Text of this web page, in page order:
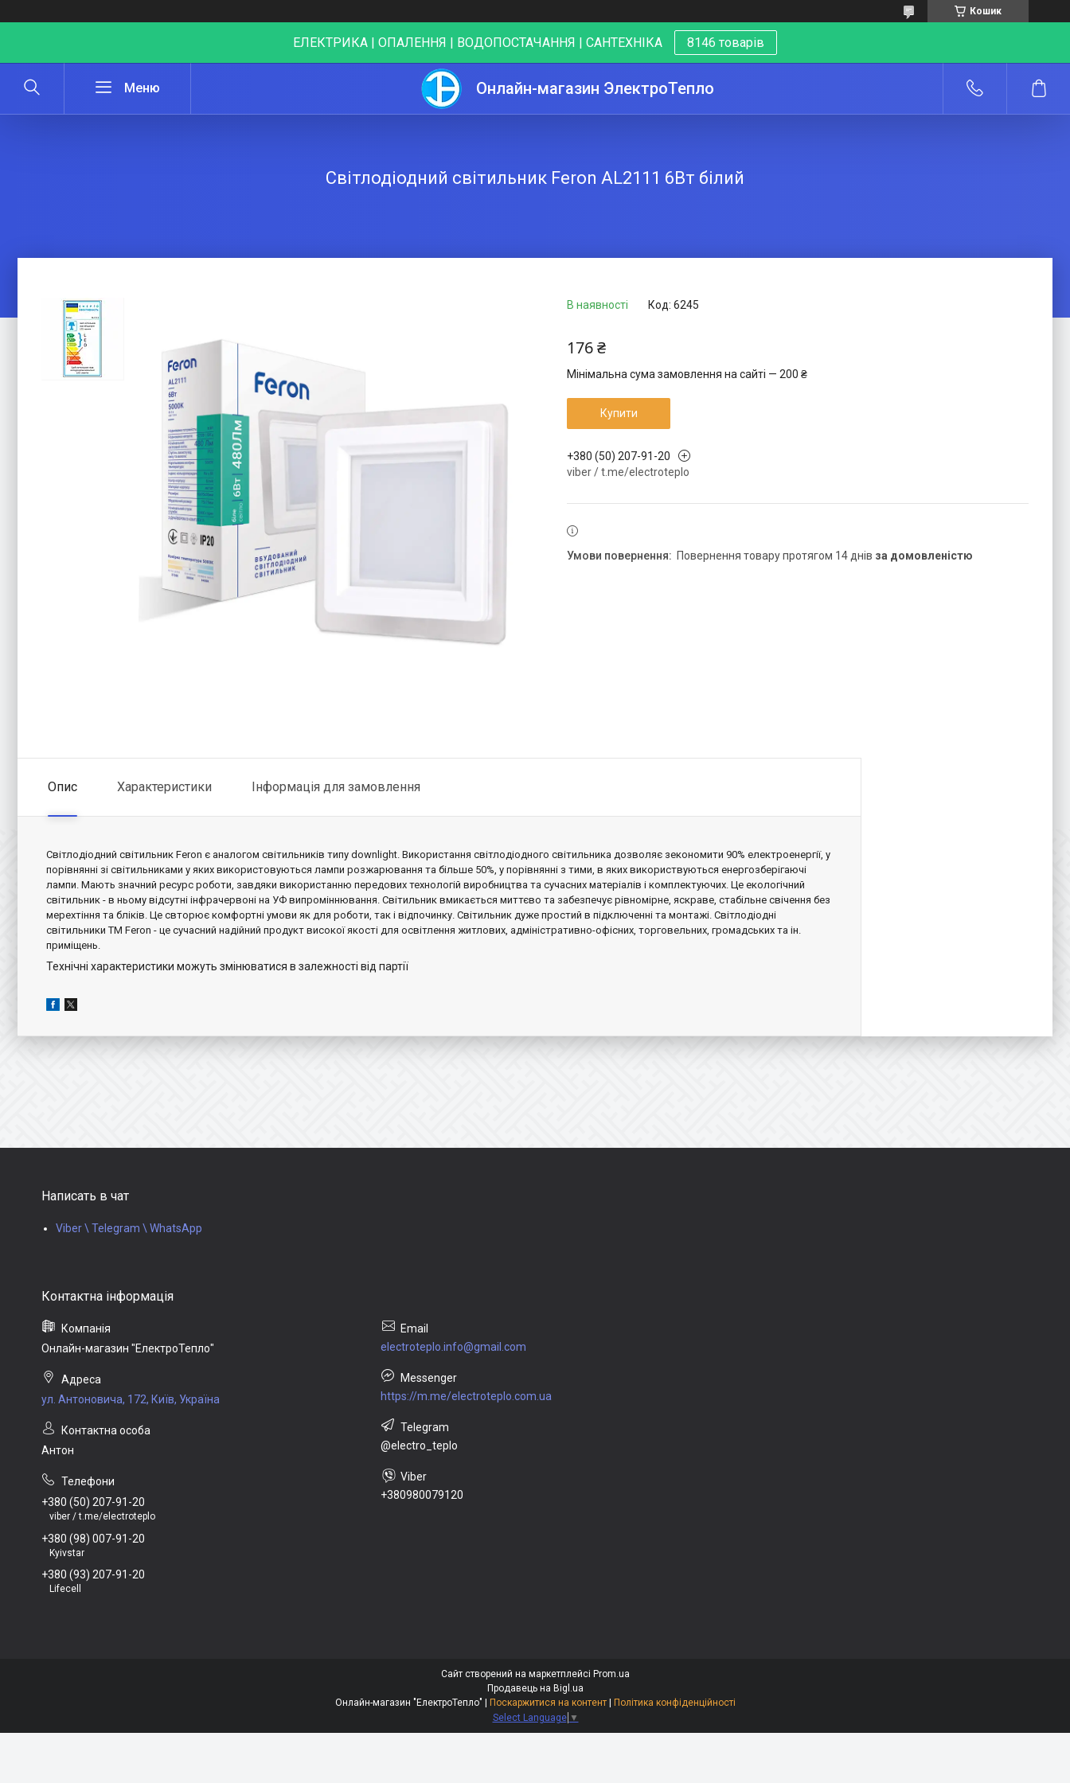
Кошик
ЕЛЕКТРИКА | ОПАЛЕННЯ | ВОДОПОСТАЧАННЯ | САНТЕХНІКА 8146 товарів
Онлайн-магазин ЭлектроТепло
Світлодіодний світильник Feron AL2111 6Вт білий
В наявності Код: 6245
176 ₴
Мінімальна сума замовлення на сайті — 200 ₴
Купити
+380 (50) 207-91-20
viber / t.me/electroteplo
повернення товару протягом 14 днів за домовленістю
Опис Характеристики Інформація для замовлення
Світлодіодний світильник Feron є аналогом світильників типу downlight. Використання світлодіодного світильника дозволяє зекономити 90% електроенергії, у
порівнянні зі світильниками у яких використовуються лампи розжарювання та більше 50%, у порівнянні з тими, в яких використвуються енергозберігаючі
лампи. Мають значний ресурс роботи, завдяки використанню передових технологій виробництва та сучасних матеріалів і комплектуючих. Це екологічний
світильник - в ньому відсутні інфрачервоні на УФ випроміннювання. Світильник вмикається миттєво та забезпечує рівномірне, яскраве, стабільне свічення без
мерехтіння та бліків. Це свторює комфортні умови як для роботи, так і відпочинку. Світильник дуже простий в підключенні та монтажі. Світлодіодні
світильникиTM Feron - це сучасний надійний продукт високої якості для освітлення житлових, адміністративно-офісних, торговельних, громадських та ін.
приміщень.
Технічні характеристики можуть змінюватися в залежності від партії
Написать в чат
Viber \ Telegram \ WhatsApp
Онлайн-магазин "ЕлектроТепло"
ул. Антоновича, 172, Київ, Україна
Антон
+380 (50) 207-91-20
viber / t.me/electroteplo
+380 (98) 007-91-20
Kyivstar
+380 (93) 207-91-20
Lifecell
electroteplo.info@gmail.com
https://m.me/electroteplo.com.ua
@electro_teplo
+380980079120
Сайт створений на маркетплейсі Prom.ua
Продавець на Bigl.ua
Поскаржитися на контент
Політика конфіденційності
Select Language ▼